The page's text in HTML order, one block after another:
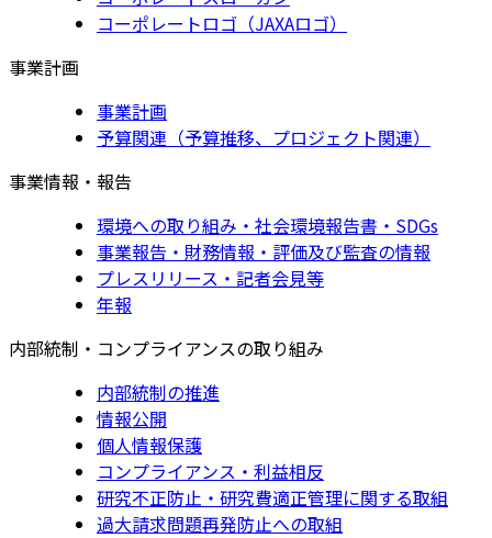
コーポレートロゴ（JAXAロゴ）
事業計画
事業計画
予算関連（予算推移、プロジェクト関連）
事業情報・報告
環境への取り組み・社会環境報告書・SDGs
事業報告・財務情報・評価及び監査の情報
プレスリリース・記者会見等
年報
内部統制・コンプライアンスの取り組み
内部統制の推進
情報公開
個人情報保護
コンプライアンス・利益相反
研究不正防止・研究費適正管理に関する取組
過大請求問題再発防止への取組